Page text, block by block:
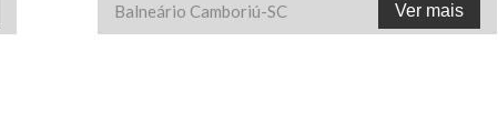
Balneário Camboriú-SC Ver mais